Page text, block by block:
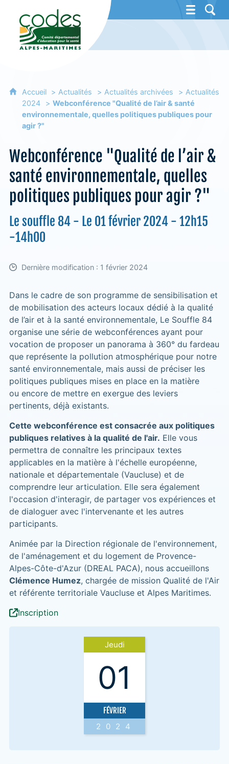
CoDES 06 - Comité départemental
Accueil Actualités Actualités archivées
Actualités
2024
Webconférence "Qualité de l’air & santé
environnementale, quelles politiques publiques pour
agir ?"
Webconférence "Qualité de l’air &
santé environnementale, quelles
politiques publiques pour agir ?"
Le souffle 84 - Le 01 février 2024 - 12h15
-14h00
Dernière modification : 1 février 2024
Dans le cadre de son programme de sensibilisation et
de mobilisation des acteurs locaux dédié à la qualité
de l’air et à la santé environnementale, Le Souffle 84
organise une série de webconférences ayant pour
vocation de proposer un panorama à 360° du fardeau
que représente la pollution atmosphérique pour notre
santé environnementale, mais aussi de préciser les
politiques publiques mises en place en la matière
ou encore de mettre en exergue des leviers
pertinents, déjà existants.
Cette webconférence est consacrée aux politiques
publiques relatives à la qualité de l'air. Elle vous
permettra de connaître les principaux textes
applicables en la matière à l'échelle européenne,
nationale et départementale (Vaucluse) et de
comprendre leur articulation. Elle sera également
l'occasion d'interagir, de partager vos expériences et
de dialoguer avec l'intervenante et les autres
participants.
Animée par la Direction régionale de l'environnement,
de l'aménagement et du logement de Provence-
Alpes-Côte-d'Azur (DREAL PACA), nous accueillons
Clémence Humez, chargée de mission Qualité de l'Air
et référente territoriale Vaucluse et Alpes Maritimes.
Inscription
Jeudi
01
FÉVRIER
2024